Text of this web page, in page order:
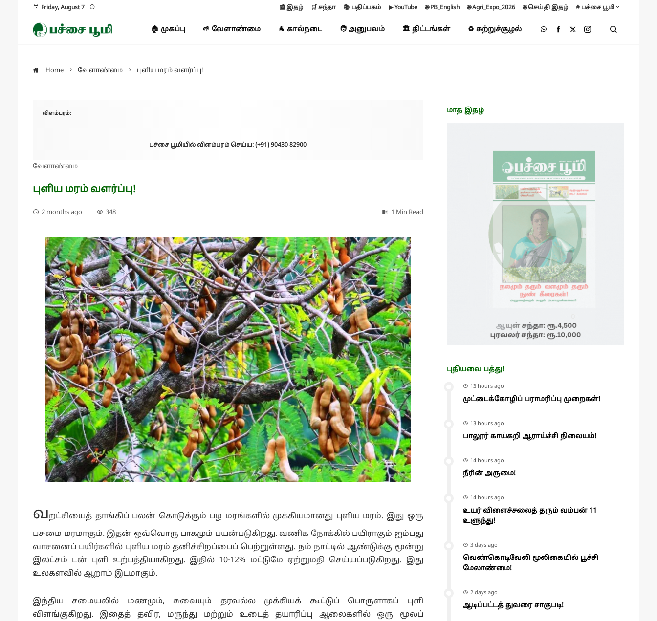
Friday, August 7 📰 இதழ் 🛒 சந்தா 📚 பதிப்பகம் ▶ YouTube 🌐 PB_English 🌐 Agri_Expo_2026 🌐 செய்தி இதழ் # பச்சை பூமி
🏠 முகப்பு 🌱 வேளாண்மை 🐐 கால்நடை 🧑 அனுபவம் 🏛️ திட்டங்கள் ♻️ சுற்றுச்சூழல்
Home வேளாண்மை புளிய மரம் வளர்ப்பு!
விளம்பரம்:
பச்சை பூமியில் விளம்பரம் செய்ய: (+91) 90430 82900
வேளாண்மை
புளிய மரம் வளர்ப்பு!
2 months ago 348 1 Min Read
வறட்சியைத் தாங்கிப் பலன் கொடுக்கும் பழ மரங்களில் முக்கியமானது புளிய மரம். இது ஒரு
பசுமை மரமாகும். இதன் ஒவ்வொரு பாகமும் பயன்படுகிறது. வணிக நோக்கில் பயிராகும் ஐம்பது
வாசனைப் பயிர்களில் புளிய மரம் தனிச்சிறப்பைப் பெற்றுள்ளது. நம் நாட்டில் ஆண்டுக்கு மூன்று
இலட்சம் டன் புளி உற்பத்தியாகிறது. இதில் 10-12% மட்டுமே ஏற்றுமதி செய்யப்படுகிறது. இது
உலகளவில் ஆறாம் இடமாகும்.
இந்திய சமையலில் மணமும், சுவையும் தரவல்ல முக்கியக் கூட்டுப் பொருளாகப் புளி
விளங்குகிறது. இதைத் தவிர, மருந்து மற்றும் உடைத் தயாரிப்பு ஆலைகளில் ஒரு மூலப்
மாத இதழ்
புதியவை பத்து!
13 hours ago
முட்டைக்கோழிப் பராமரிப்பு முறைகள்!
13 hours ago
பாலூர் காய்கறி ஆராய்ச்சி நிலையம்!
14 hours ago
நீரின் அருமை!
14 hours ago
உயர் விளைச்சலைத் தரும் வம்பன் 11
உளுந்து!
3 days ago
வெண்கொடிவேலி மூலிகையில் பூச்சி
மேலாண்மை!
2 days ago
ஆடிப்பட்டத் துவரை சாகுபடி!